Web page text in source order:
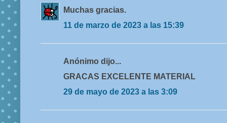
Muchas gracias.
11 de marzo de 2023 a las 15:39
Anónimo dijo...
GRACAS EXCELENTE MATERIAL
29 de mayo de 2023 a las 3:09